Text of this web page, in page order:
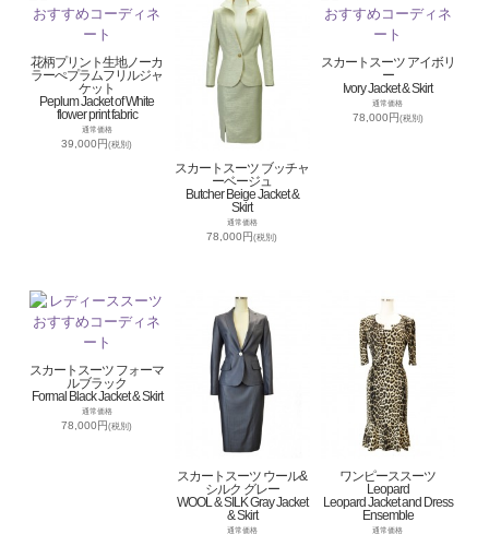
花柄プリント生地ノーカ
ラーぺプラムフリルジャ
ケット
Peplum Jacket of White
flower print fabric
通常価格
39,000円(税別)
スカートスーツ ブッチャ
ーベージュ
Butcher Beige Jacket &
Skirt
通常価格
78,000円(税別)
スカートスーツ アイボリ
ー
Ivory Jacket & Skirt
通常価格
78,000円(税別)
スカートスーツ フォーマ
ルブラック
Formal Black Jacket & Skirt
通常価格
78,000円(税別)
スカートスーツ ウール&
シルク グレー
WOOL & SILK Gray Jacket
& Skirt
通常価格
ワンピーススーツ
Leopard
Leopard Jacket and Dress
Ensemble
通常価格